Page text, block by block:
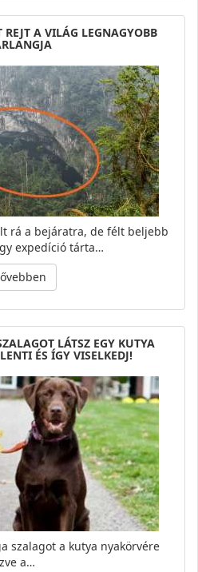
REJT A VILÁG LEGNAGYOBB
rá a bejáratra, de félt beljebb
expedíció tárta…
LÁTSZ EGY KUTYA
ÉS ÍGY VISELKEDJ!
szalagot a kutya nyakörvére
a…